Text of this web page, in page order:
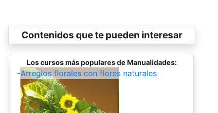
Contenidos que te pueden interesar
Los cursos más populares de Manualidades:
-Arreglos florales con flores naturales